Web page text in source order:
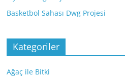
Basketbol Sahası Dwg Projesi
Kategoriler
Ağaç ile Bitki